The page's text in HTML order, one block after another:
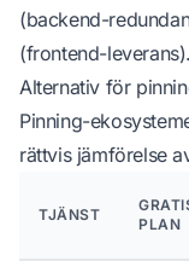
(backend-
(frontend-leverans).
Alternativ för
Pinning-
rättvis jämförelse
TJÄNST
PLAN